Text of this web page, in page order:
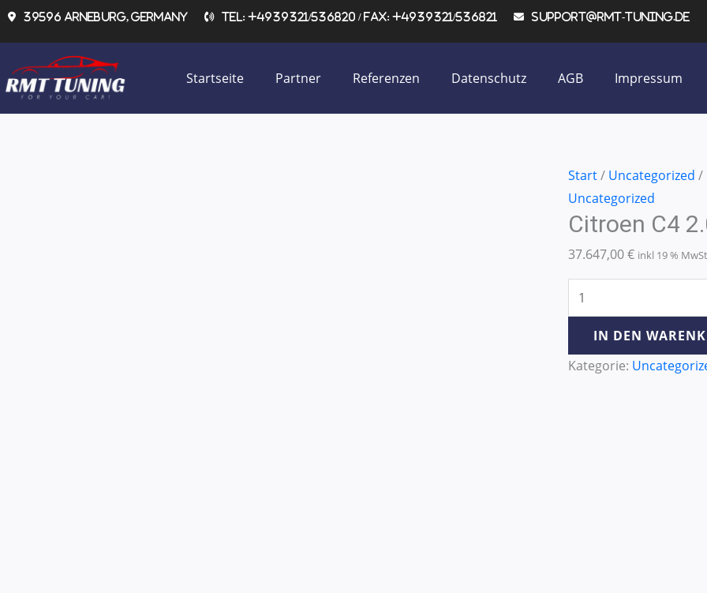
Zum39596 Arneburg, Germany Tel: +4939321/536820 / Fax: +4939321/536821 support@rmt-tuning.de
Startseite Partner Referenzen Datenschutz AGB Impressum
Start/ Uncategorized /
Uncategorized
Citroen C4
37.647,00€ inkl 19 % MwSt
Citroen
C4
2.0
100KW/136PS
Menge
IN DEN
Kategorie: